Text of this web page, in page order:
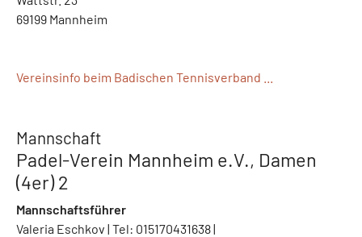
69199 Mannheim
Vereinsinfo beim Badischen Tennisverband ...
Mannschaft
Padel-Verein Mannheim e.V., Damen
(4er) 2
Mannschaftsführer
Valeria Eschkov | Tel: 015170431638 |